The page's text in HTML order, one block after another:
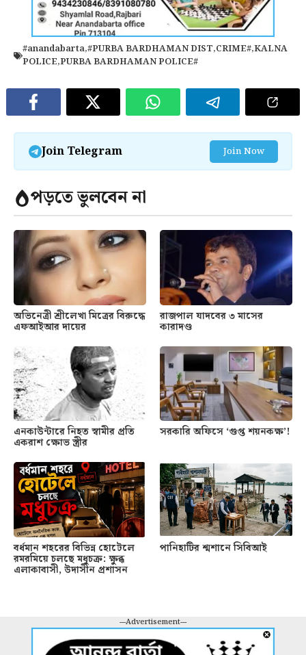
#anandabarta,#PURBA BARDHAMAN DIST,CRIME#,KALNA
POLICE,PURBA BARDHAMAN POLICE#
Join Telegram Join Now
পড়তে ভুলবেন না
অভিনেত্রী শ্রীলেখা মিত্রের বিরুদ্ধে
এফআইআর দায়ের
রাজপাল যাদবের ৩ মাসের
কারাদণ্ড
এনকাউন্টারে নিহত স্বামীর প্রতি
একরাশ ক্ষোভ স্ত্রীর
সরকারি অফিসে ‘গুপ্ত শয়নকক্ষ’!
বর্ধমান শহরের বিভিন্ন হোটেলে
রমরমিয়ে চলছে মধুচক্র: ক্ষুব্ধ
এলাকাবাসী, উদাসীন প্রশাসন
পানিহাটির শ্মশানে সিবিআই
---Advertisement---